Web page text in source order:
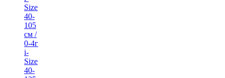
Size
40-
105
см /
0-4г
i-
Size
40-